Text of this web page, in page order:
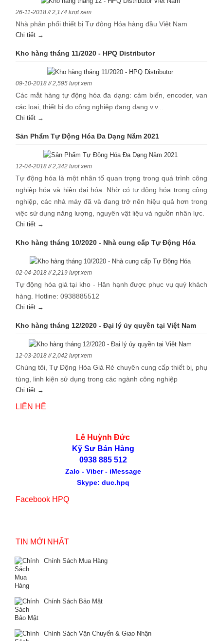
26-11-2018 // 2,174 lượt xem
Nhà phân phối thiết bị Tự động Hóa hàng đầu Việt Nam
Chi tiết →
Kho hàng tháng 11/2020 - HPQ Distributor
09-10-2018 // 2,595 lượt xem
Các mắt hàng tự động hóa đa dạng: cảm biến, encoder, van
các loại, thiết bị đo công nghiệp đang dạng v.v...
Chi tiết →
Sản Phẩm Tự Động Hóa Đa Dạng Năm 2021
12-04-2018 // 2,342 lượt xem
Tự động hóa là một nhân tố quan trọng trong quá trình công
nghiệp hóa và hiện đại hóa. Nhờ có tự động hóa trong công
nghiệp, các nhà máy đã và đang trở nên hiệu quả hơn trong
việc sử dụng năng lượng, nguyên vật liệu và nguồn nhân lực.
Chi tiết →
Kho hàng tháng 10/2020 - Nhà cung cấp Tự Động Hóa
02-04-2018 // 2,219 lượt xem
Tự động hóa giá tại kho - Hân hạnh được phục vụ quý khách
hàng. Hotline: 0938885512
Chi tiết →
Kho hàng tháng 12/2020 - Đại lý ủy quyền tại Việt Nam
12-03-2018 // 2,042 lượt xem
Chúng tôi, Tự Động Hóa Giá Rẻ chuyên cung cấp thiết bị, phụ
tùng, linh kiện sử dụng trong các ngành công nghiệp
Chi tiết →
LIÊN HỆ
Lê Huỳnh Đức
Kỹ Sư Bán Hàng
0938 885 512
Zalo - Viber - iMessage
Skype: duc.hpq
Facebook HPQ
TIN MỚI NHẤT
Chính Sách Mua Hàng
Chính Sách Bảo Mật
Chính Sách Vận Chuyển & Giao Nhận